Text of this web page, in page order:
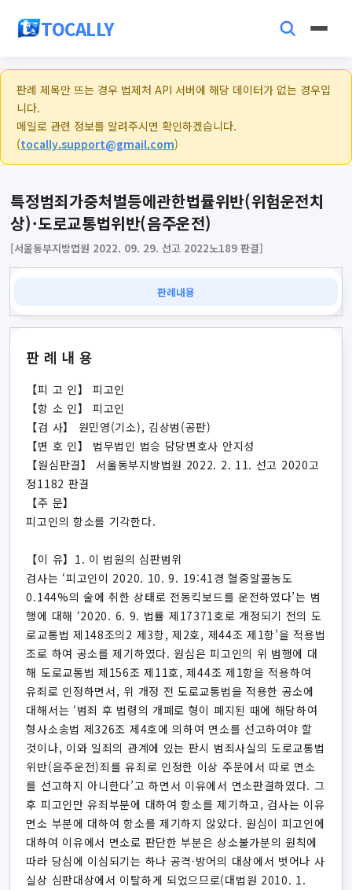
TOCALLY
판례 제목만 뜨는 경우 법제처 API 서버에 해당 데이터가 없는 경우입
니다.
메일로 관련 정보를 알려주시면 확인하겠습니다.
(tocally.support@gmail.com)
특정범죄가중처벌등에관한법률위반(위험운전치
상)·도로교통법위반(음주운전)
[서울동부지방법원 2022. 09. 29. 선고 2022노189 판결]
판례내용
판례내용
【피 고 인】 피고인
【항 소 인】 피고인
【검 사】 원민영(기소), 김상범(공판)
【변 호 인】 법무법인 법승 담당변호사 안지성
【원심판결】 서울동부지방법원 2022. 2. 11. 선고 2020고
정1182 판결
【주 문】
피고인의 항소를 기각한다.
【이 유】1. 이 법원의 심판범위
검사는 ‘피고인이 2020. 10. 9. 19:41경 혈중알콜농도
0.144%의 술에 취한 상태로 전동킥보드를 운전하였다’는 범
행에 대해 ‘2020. 6. 9. 법률 제17371호로 개정되기 전의 도
로교통법 제148조의2 제3항, 제2호, 제44조 제1항’을 적용법
조로 하여 공소를 제기하였다. 원심은 피고인의 위 범행에 대
해 도로교통법 제156조 제11호, 제44조 제1항을 적용하여
유죄로 인정하면서, 위 개정 전 도로교통법을 적용한 공소에
대해서는 ‘범죄 후 법령의 개폐로 형이 폐지된 때에 해당하여
형사소송법 제326조 제4호에 의하여 면소를 선고하여야 할
것이나, 이와 일죄의 관계에 있는 판시 범죄사실의 도로교통법
위반(음주운전)죄를 유죄로 인정한 이상 주문에서 따로 면소
를 선고하지 아니한다’고 하면서 이유에서 면소판결하였다. 그
후 피고인만 유죄부분에 대하여 항소를 제기하고, 검사는 이유
면소 부분에 대하여 항소를 제기하지 않았다. 원심이 피고인에
대하여 이유에서 면소로 판단한 부분은 상소불가분의 원칙에
따라 당심에 이심되기는 하나 공격·방어의 대상에서 벗어나 사
실상 심판대상에서 이탈하게 되었으므로(대법원 2010. 1.